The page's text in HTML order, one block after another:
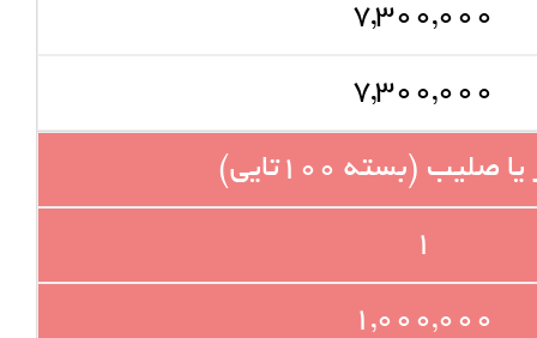
7,300,000
7,300,000
(بسته 100تایی)
1
1,000,000